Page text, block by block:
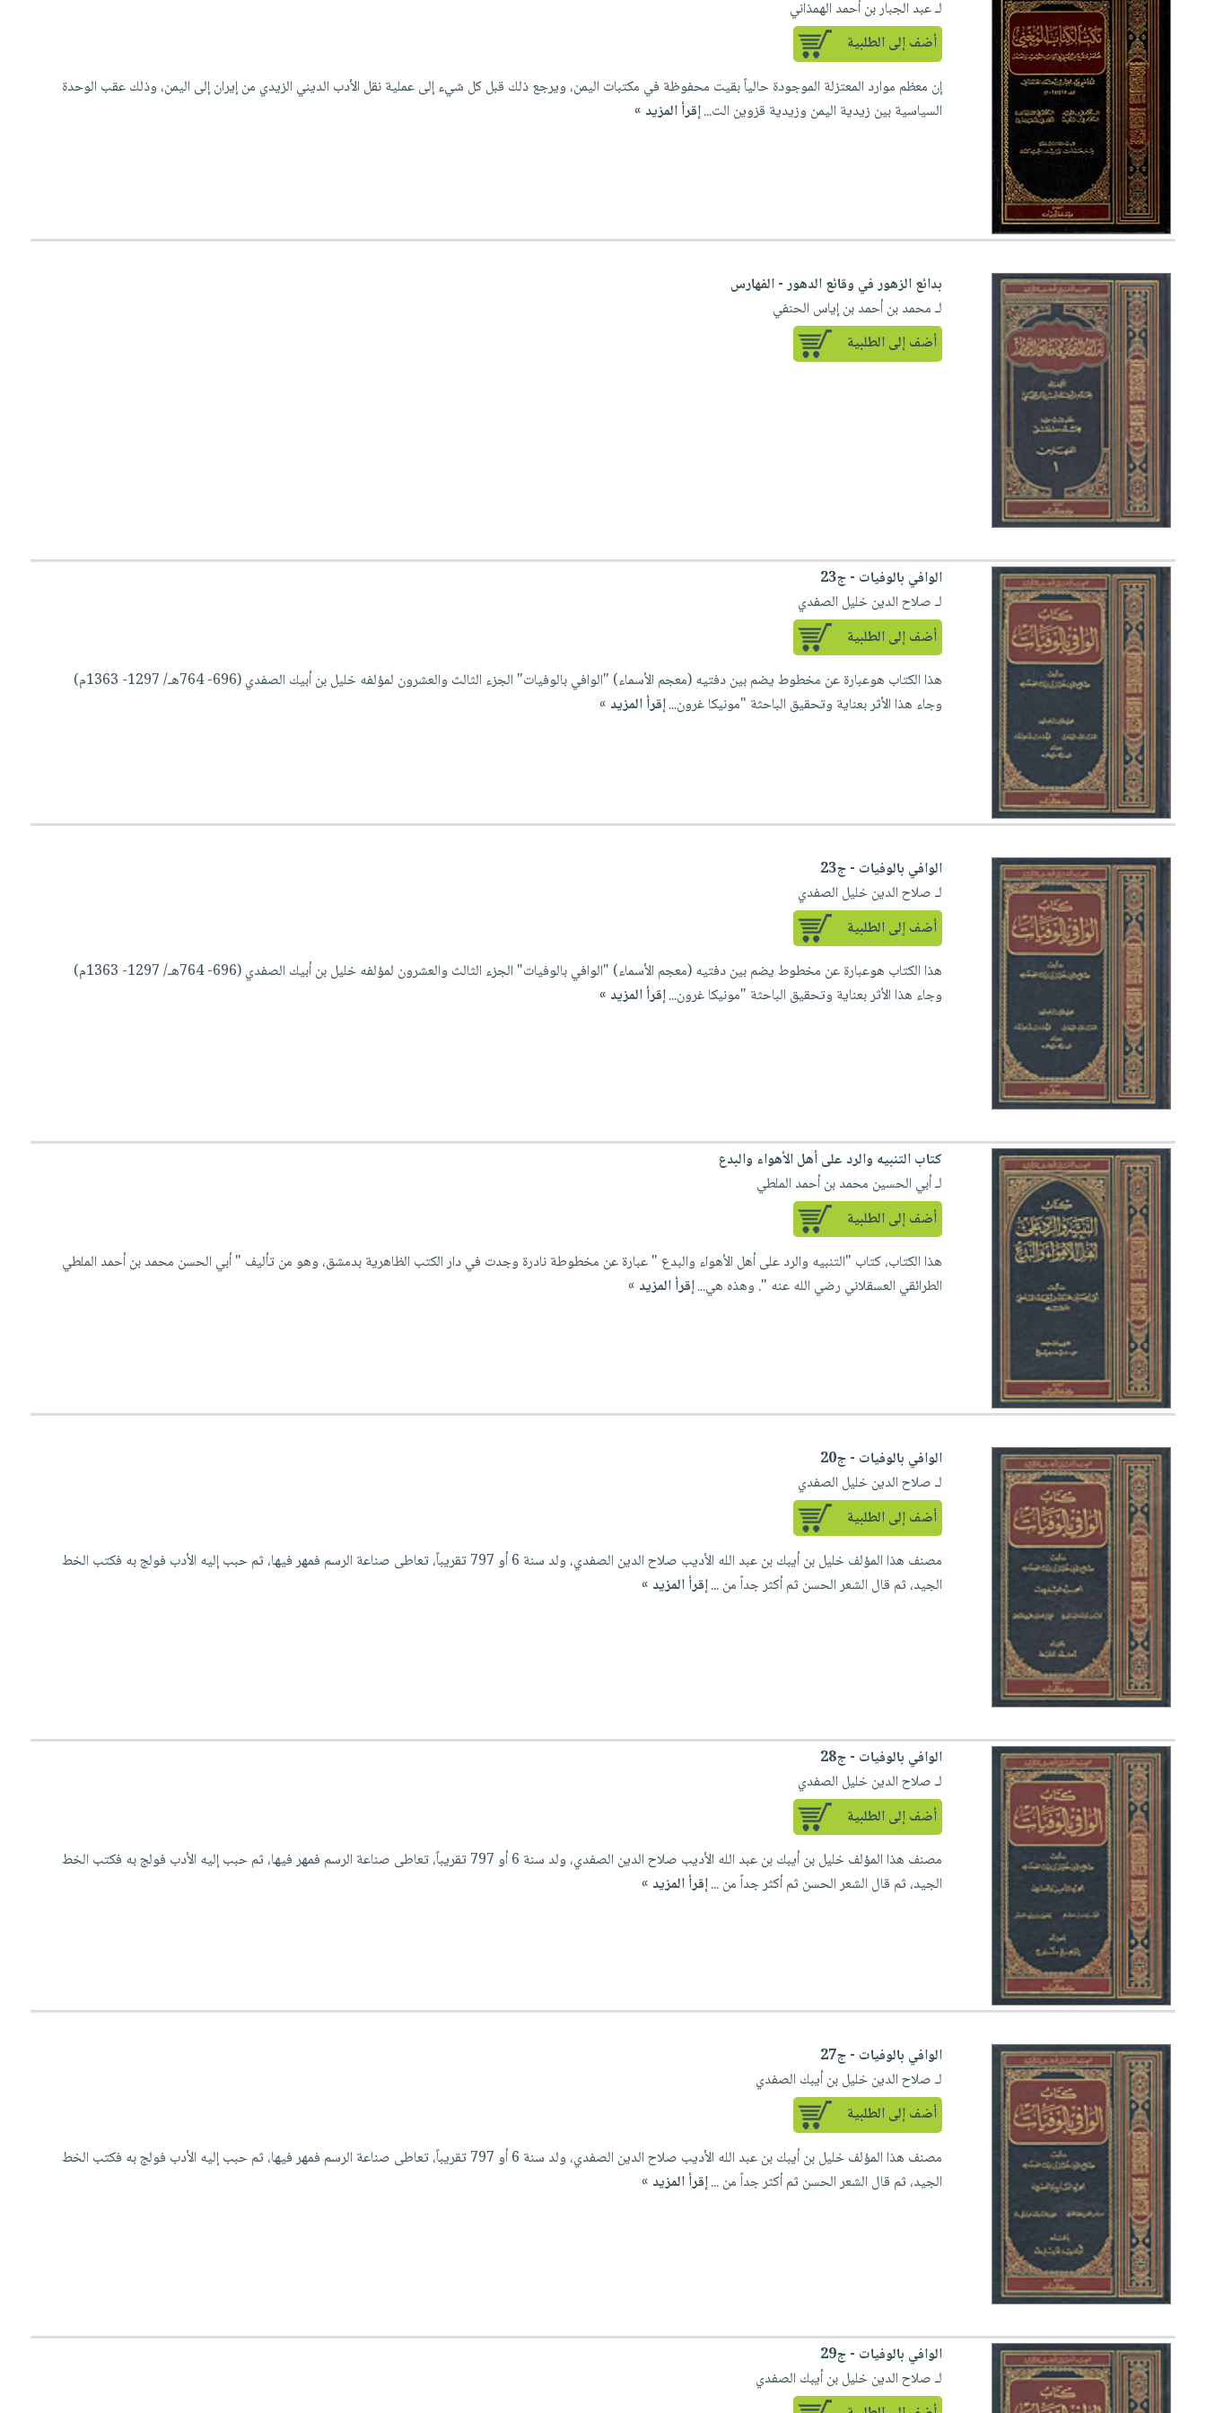
العناية
بالأسنان
الحمية
والتغذية
أدوات
المائدة
الأوعية
والتخزين
أدوات
المطبخ
الأكثر
العودة
للمدارس
اكسسوارات
اكسسوارات
منزلية
اكسسوارات
ملابس
مطرزات
حقائب
حلي
عناية
صابون
أطفال
مناسبات
بنود
مختارة
كل
الاشتراكات
صندوق
القراءة
iKitab
بلا
حدود
متقدم
وفرات
الشركة
سياسة
الشركة
فيديوهات
أسئلة
طرحها
خدمات
وفرات
انشر
كتابك
تواصل
حسابك
الأمنيات
التسوق
الإصدارات
لـ عبد الجبار بن أحمد الهمذاني
أضف إلى الطلبية
إن معظم موارد المعتزلة الموجودة حالياً بقيت محفوظة في مكتبات اليمن، ويرجع ذلك قبل كل شيء إلى عملية نقل الأدب الديني الزيدي من إيران إلى اليمن، وذلك عقب الوحدة
السياسية بين زيدية اليمن وزيدية قزوين الت...إقرأ المزيد »
بدائع الزهور في وقائع الدهور - الفهارس
لـ محمد بن أحمد بن إياس الحنفي
أضف إلى الطلبية
الوافي بالوفيات - ج23
لـ صلاح الدين خليل الصفدي
أضف إلى الطلبية
هذا الكتاب هوعبارة عن مخطوط يضم بين دفتيه (معجم الأسماء) "الوافي بالوفيات" الجزء الثالث والعشرون لمؤلفه خليل بن أبيك الصفدي (696- 764هـ/ 1297- 1363م)
وجاء هذا الأثر بعناية وتحقيق الباحثة "مونيكا غرون...إقرأ المزيد »
الوافي بالوفيات - ج23
لـ صلاح الدين خليل الصفدي
أضف إلى الطلبية
هذا الكتاب هوعبارة عن مخطوط يضم بين دفتيه (معجم الأسماء) "الوافي بالوفيات" الجزء الثالث والعشرون لمؤلفه خليل بن أبيك الصفدي (696- 764هـ/ 1297- 1363م)
وجاء هذا الأثر بعناية وتحقيق الباحثة "مونيكا غرون...إقرأ المزيد »
كتاب التنبيه والرد على أهل الأهواء والبدع
لـ أبي الحسين محمد بن أحمد الملطي
أضف إلى الطلبية
هذا الكتاب، كتاب "التنبيه والرد على أهل الأهواء والبدع " عبارة عن مخطوطة نادرة وجدت في دار الكتب الظاهرية بدمشق، وهو من تأليف " أبي الحسن محمد بن أحمد الملطي
الطرائقي العسقلاني رضي الله عنه ". وهذه هي...إقرأ المزيد »
الوافي بالوفيات - ج20
لـ صلاح الدين خليل الصفدي
أضف إلى الطلبية
مصنف هذا المؤلف خليل بن أيبك بن عبد الله الأديب صلاح الدين الصفدي، ولد سنة 6 أو 797 تقريباً، تعاطى صناعة الرسم فمهر فيها، ثم حبب إليه الأدب فولج به فكتب الخط
الجيد، ثم قال الشعر الحسن ثم أكثر جداً من ...إقرأ المزيد »
الوافي بالوفيات - ج28
لـ صلاح الدين خليل الصفدي
أضف إلى الطلبية
مصنف هذا المؤلف خليل بن أيبك بن عبد الله الأديب صلاح الدين الصفدي، ولد سنة 6 أو 797 تقريباً، تعاطى صناعة الرسم فمهر فيها، ثم حبب إليه الأدب فولج به فكتب الخط
الجيد، ثم قال الشعر الحسن ثم أكثر جداً من ...إقرأ المزيد »
الوافي بالوفيات - ج27
لـ صلاح الدين خليل بن أيبك الصفدي
أضف إلى الطلبية
مصنف هذا المؤلف خليل بن أيبك بن عبد الله الأديب صلاح الدين الصفدي، ولد سنة 6 أو 797 تقريباً، تعاطى صناعة الرسم فمهر فيها، ثم حبب إليه الأدب فولج به فكتب الخط
الجيد، ثم قال الشعر الحسن ثم أكثر جداً من ...إقرأ المزيد »
الوافي بالوفيات - ج29
لـ صلاح الدين خليل بن أيبك الصفدي